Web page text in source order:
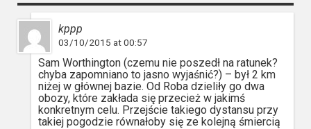
kppp
03/10/2015 at 00:57
Sam Worthington (czemu nie poszedł na ratunek?
chyba zapomniano to jasno wyjaśnić?) – był 2 km
niżej w głównej bazie. Od Roba dzieliły go dwa
obozy, które zakłada się przecież w jakimś
konkretnym celu. Przejście takiego dystansu przy
takiej pogodzie równałoby się ze kolejną śmiercią